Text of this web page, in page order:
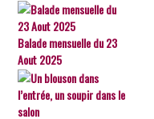
Balade mensuelle du 23
Aout 2025